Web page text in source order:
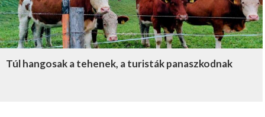
Túl hangosak a tehenek, a turisták panaszkodnak